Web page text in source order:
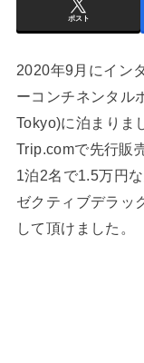
ポスト
2020年9月にイン
ーコンチネンタル
Tokyo)に泊まりま
Trip.comで先行販
1泊2名で1.5万円
ゼクティブデラッ
して頂けました。